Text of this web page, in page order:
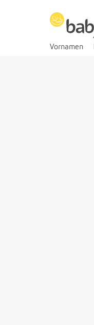
Vornamen